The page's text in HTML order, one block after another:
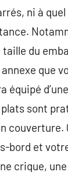
ni à
du
que
équipé
sont
bord et
crique,